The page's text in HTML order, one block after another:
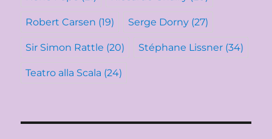
Robert Carsen (19) Serge Dorny (27)
Sir Simon Rattle (20) Stéphane Lissner (34)
Teatro alla Scala (24)